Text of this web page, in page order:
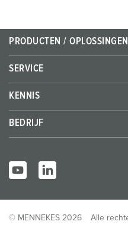
PRODUCTEN / OPLOSSINGEN
SERVICE
KENNIS
BEDRIJF
© MENNEKES 2026 Alle